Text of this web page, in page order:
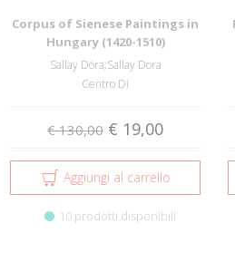
Corpus of Sienese Paintings in
Hungary (1420-1510)
Sallay Dóra;Sallay Dora
Centro Di
€ 130,00 € 19,00
Aggiungi al carrello
10 prodotti disponibili